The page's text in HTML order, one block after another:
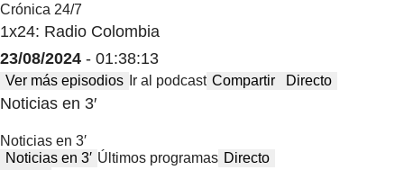
Crónica 24/7
1x24: Radio Colombia
23/08/2024 - 01:38:13
Ver más episodios Ir al podcast Compartir Directo
Noticias en 3′
Noticias en 3′
Noticias en 3′ Últimos programas Directo